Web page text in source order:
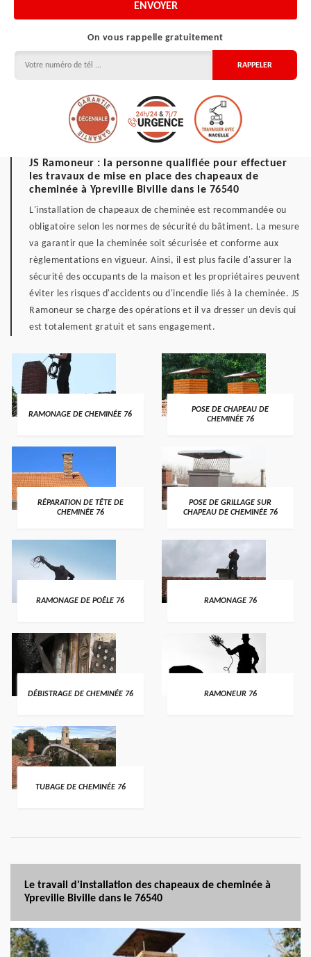
On vous rappelle gratuitement
JS Ramoneur : la personne qualifiée pour effectuer
les travaux de mise en place des chapeaux de
cheminée à Ypreville Biville dans le 76540
L'installation de chapeaux de cheminée est recommandée ou
obligatoire selon les normes de sécurité du bâtiment. La mesure
va garantir que la cheminée soit sécurisée et conforme aux
règlementations en vigueur. Ainsi, il est plus facile d'assurer la
sécurité des occupants de la maison et les propriétaires peuvent
éviter les risques d'accidents ou d'incendie liés à la cheminée. JS
Ramoneur se charge des opérations et il va dresser un devis qui
est totalement gratuit et sans engagement.
RAMONAGE DE CHEMINÉE 76
POSE DE CHAPEAU DE
CHEMINÉE 76
RÉPARATION DE TÊTE DE
CHEMINÉE 76
POSE DE GRILLAGE SUR
CHAPEAU DE CHEMINÉE 76
RAMONAGE DE POÊLE 76 RAMONAGE 76
DÉBISTRAGE DE CHEMINÉE 76 RAMONEUR 76
TUBAGE DE CHEMINÉE 76
Le travail d'installation des chapeaux de cheminée à
Ypreville Biville dans le 76540